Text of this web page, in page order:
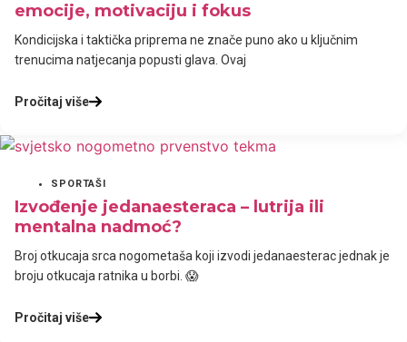
emocije, motivaciju i fokus
Kondicijska i taktička priprema ne znače puno ako u ključnim
trenucima natjecanja popusti glava. Ovaj
Pročitaj više
SPORTAŠI
Izvođenje jedanaesteraca – lutrija ili
mentalna nadmoć?
Broj otkucaja srca nogometaša koji izvodi jedanaesterac jednak je
broju otkucaja ratnika u borbi. 😱
Pročitaj više